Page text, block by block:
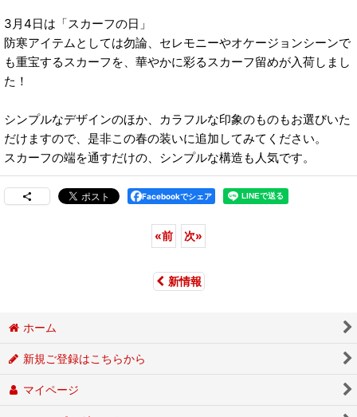
3月4日は「スカーフの日」
防寒アイテムとしては勿論、セレモニーやオケージョンシーンで
も重宝するスカーフを、華やかに彩るスカーフ留めが入荷しまし
た！
シンプルなデザインのほか、カラフルな印象のものもお選びいた
だけますので、是非この春の装いに追加してみてください。
スカーフの端を通すだけの、シンプルな構造も人気です。
Facebookでシェア
«前 次»
新情報
ホーム
新規ご登録はこちらから
マイページ